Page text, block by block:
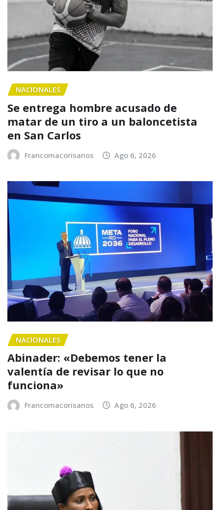
NACIONALES
Se entrega hombre acusado de
matar de un tiro a un baloncetista
en San Carlos
Francomacorisanos Ago 6, 2026
NACIONALES
Abinader: «Debemos tener la
valentía de revisar lo que no
funciona»
Francomacorisanos Ago 6, 2026